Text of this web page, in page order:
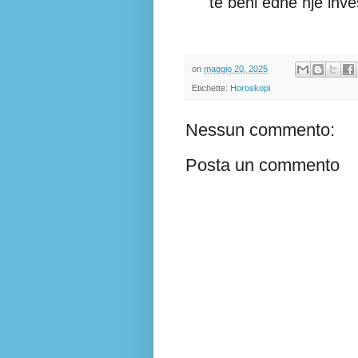
on maggio 20, 2025
Etichette: Horoskopi
Nessun commento:
Posta un commento